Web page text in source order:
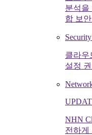
분석을
합 보
클라우
설정
NHN
전하게